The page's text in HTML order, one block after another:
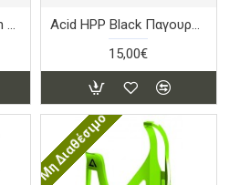
Acid HPC Black Carbon Παγουροθήκη
Acid HPP Black Παγουροθήκη
15,00€
Μη Διαθέσιμο